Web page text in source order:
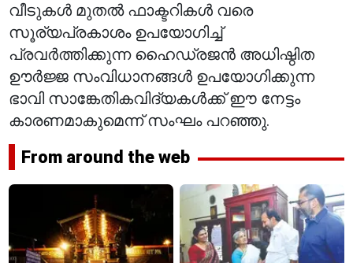
വീടുകൾ മുതൽ ഫാക്ടറികൾ വരെ
സൂര്യപ്രകാശം ഉപയോഗിച്ച്
പ്രവർത്തിക്കുന്ന ഹൈഡ്രജൻ അധിഷ്ഠിത
ഊർജ്ജ സംവിധാനങ്ങൾ ഉപയോഗിക്കുന്ന
ഭാവി സാങ്കേതികവിദ്യകൾക്ക് ഈ നേട്ടം
കാരണമാകുമെന്ന് സംഘം പറഞ്ഞു.
From around the web